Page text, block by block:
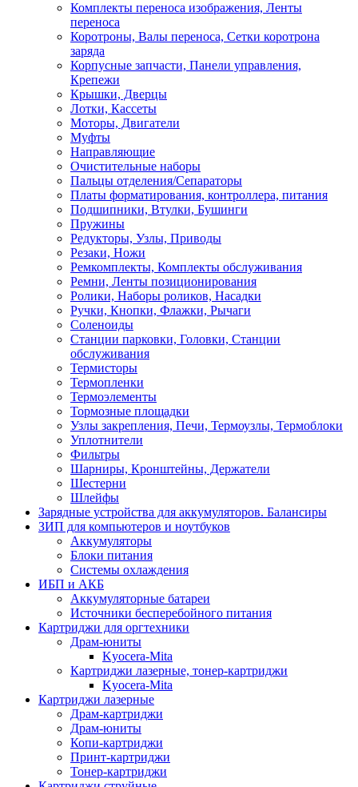
Комплекты переноса изображения, Ленты
переноса
Коротроны, Валы переноса, Сетки коротрона
заряда
Корпусные запчасти, Панели управления,
Крепежи
Крышки, Дверцы
Лотки, Кассеты
Моторы, Двигатели
Муфты
Направляющие
Очистительные наборы
Пальцы отделения/Сепараторы
Платы форматирования, контроллера, питания
Подшипники, Втулки, Бушинги
Пружины
Редукторы, Узлы, Приводы
Резаки, Ножи
Ремкомплекты, Комплекты обслуживания
Ремни, Ленты позиционирования
Ролики, Наборы роликов, Насадки
Ручки, Кнопки, Флажки, Рычаги
Соленоиды
Станции парковки, Головки, Станции
обслуживания
Термисторы
Термопленки
Термоэлементы
Тормозные площадки
Узлы закрепления, Печи, Термоузлы, Термоблоки
Уплотнители
Фильтры
Шарниры, Кронштейны, Держатели
Шестерни
Шлейфы
Зарядные устройства для аккумуляторов. Балансиры
ЗИП для компьютеров и ноутбуков
Аккумуляторы
Блоки питания
Системы охлаждения
ИБП и АКБ
Аккумуляторные батареи
Источники бесперебойного питания
Картриджи для оргтехники
Драм-юниты
Kyocera-Mita
Картриджи лазерные, тонер-картриджи
Kyocera-Mita
Картриджи лазерные
Драм-картриджи
Драм-юниты
Копи-картриджи
Принт-картриджи
Тонер-картриджи